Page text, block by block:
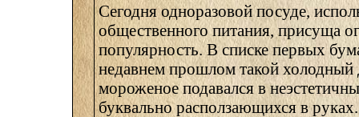
Сегодня одноразовой посуде,
общественного питания, присуща
популярность. В списке первых
недавнем прошлом такой холодный
мороженое подавался в
буквально расползающихся в руках.